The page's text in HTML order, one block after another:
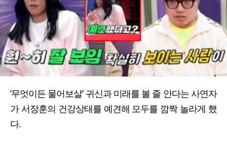
‘무엇이든 물어보살’ 귀신과 미래를 볼 줄 안다는 사연자
가 서장훈의 건강상태를 예견해 모두를 깜짝 놀라게 했
다.